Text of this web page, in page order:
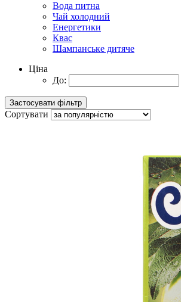
Вода питна
Чай холодний
Енергетики
Квас
Шампанське дитяче
Ціна
До:
Сортувати